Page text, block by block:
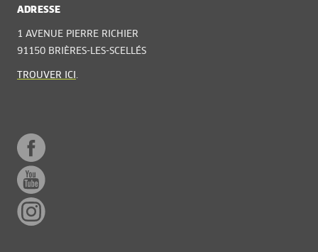
ADRESSE
1 AVENUE PIERRE RICHIER
91150 BRIÈRES-LES-SCELLÉS
TROUVER ICI .